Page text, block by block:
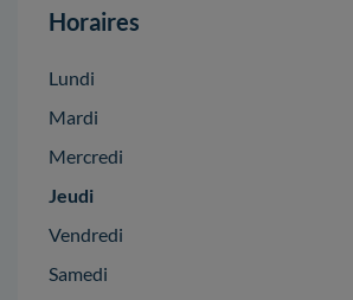
Horaires
Lundi
Mardi
Mercredi
Jeudi
Vendredi
Samedi